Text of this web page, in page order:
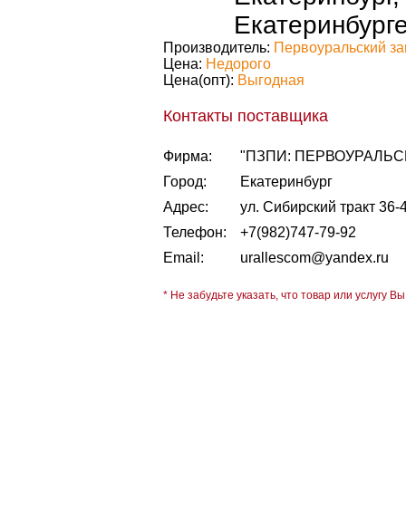
Производитель: Первоуральский
Цена: Недорого
Цена(опт): Выгодная
Контакты поставщика
Фирма:
"ПЗПИ:
Город:
Екатеринбург
Адрес:
ул. Сибирский тракт 36-
Телефон:
+7(982)747-79-92
Email:
urallescom@yandex.ru
* Не забудьте указать, что товар или услугу